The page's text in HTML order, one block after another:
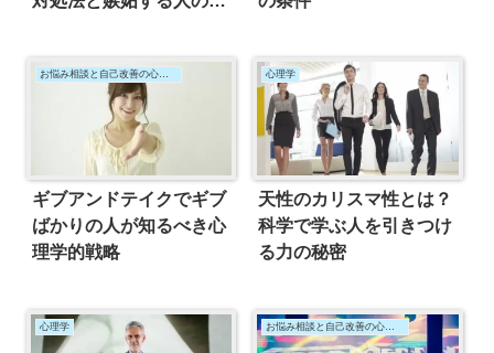
お悩み相談と自己改善の心理学
ギブアンドテイクでギブ
ばかりの人が知るべき心
理学的戦略
心理学
天性のカリスマ性とは？
科学で学ぶ人を引きつけ
る力の秘密
心理学